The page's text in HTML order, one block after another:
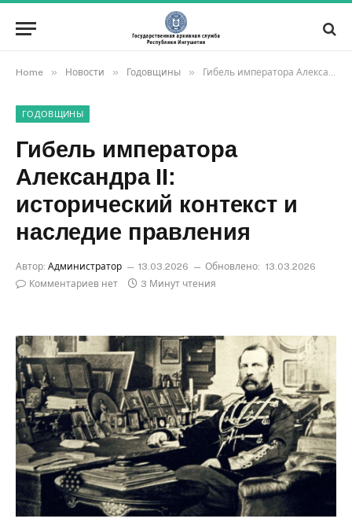
Home » Новости » Годовщины » Гибель императора Александра II: исторический контекст и наследие правления
ГОДОВЩИНЫ
Гибель императора
Александра II:
исторический контекст и
наследие правления
Автор: Администратор 13.03.2026 Обновлено: 13.03.2026
Комментариев нет
3 Минут чтения